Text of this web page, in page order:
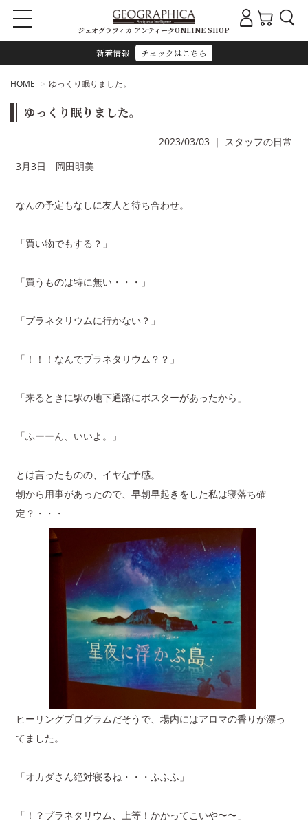
新着情報 チェックはこちら
ジェオグラフィカ アンティークONLINE SHOP
HOME ゆっくり眠りました。
ゆっくり眠りました。
2023/03/03 ｜ スタッフの日常
3月3日 岡田明美
なんの予定もなしに友人と待ち合わせ。
「買い物でもする？」
「買うものは特に無い・・・」
「プラネタリウムに行かない？」
「！！！なんでプラネタリウム？？」
「来るときに駅の地下通路にポスターがあったから」
「ふーーん、いいよ。」
とは言ったものの、イヤな予感。
朝から用事があったので、早朝早起きをした私は寝落ち確
定？・・・
ヒーリングプログラムだそうで、場内にはアロマの香りが漂っ
てました。
「オカダさん絶対寝るね・・・ふふふ」
「！？プラネタリウム、上等！かかってこいや〜〜」